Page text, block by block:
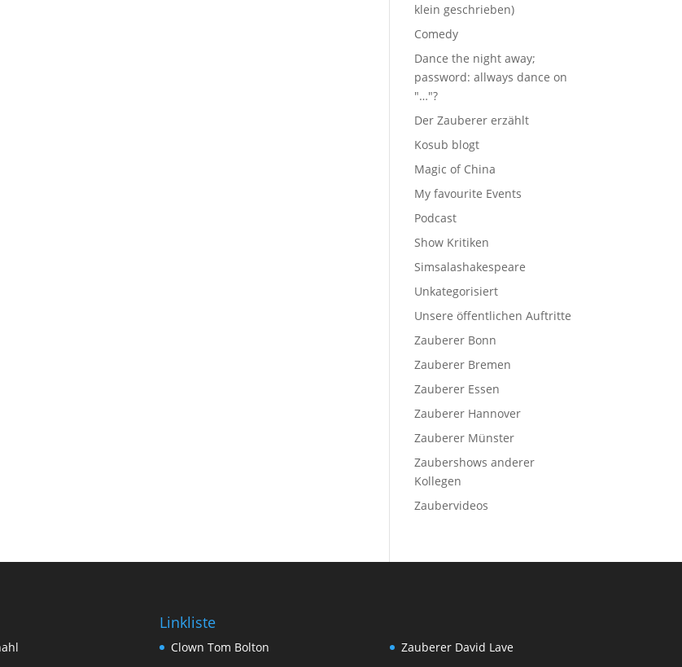
klein geschrieben)
Comedy
Dance the night away;
password: allways dance on
"…"?
Der Zauberer erzählt
Kosub blogt
Magic of China
My favourite Events
Podcast
Show Kritiken
Simsalashakespeare
Unkategorisiert
Unsere öffentlichen Auftritte
Zauberer Bonn
Zauberer Bremen
Zauberer Essen
Zauberer Hannover
Zauberer Münster
Zaubershows anderer
Kollegen
Zaubervideos
Linkliste
Clown Tom Bolton
Zauberer David Lave